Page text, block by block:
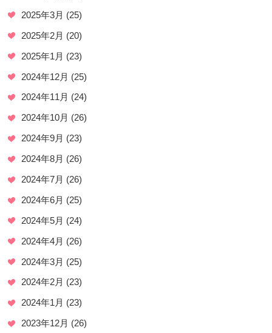
2025年3月 (25)
2025年2月 (20)
2025年1月 (23)
2024年12月 (25)
2024年11月 (24)
2024年10月 (26)
2024年9月 (23)
2024年8月 (26)
2024年7月 (26)
2024年6月 (25)
2024年5月 (24)
2024年4月 (26)
2024年3月 (25)
2024年2月 (23)
2024年1月 (23)
2023年12月 (26)